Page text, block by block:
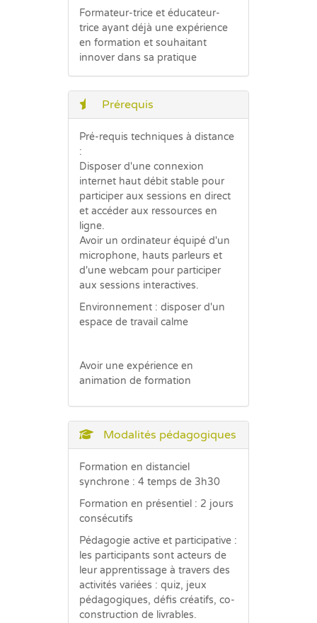
Formateur-trice et éducateur-
trice ayant déjà une expérience
en formation et souhaitant
innover dans sa pratique
Prérequis
Pré-requis techniques à distance
:
Disposer d'une connexion
internet haut débit stable pour
participer aux sessions en direct
et accéder aux ressources en
ligne.
Avoir un ordinateur équipé d'un
microphone, hauts parleurs et
d'une webcam pour participer
aux sessions interactives.
Environnement : disposer d'un
espace de travail calme
Avoir une expérience en
animation de formation
Modalités pédagogiques
Formation en distanciel
synchrone : 4 temps de 3h30
Formation en présentiel : 2 jours
consécutifs
Pédagogie active et participative :
les participants sont acteurs de
leur apprentissage à travers des
activités variées : quiz, jeux
pédagogiques, défis créatifs, co-
construction de livrables.